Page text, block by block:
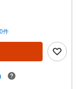
。広島市内はもちろ
の豊富な情報量!!
して買いたい」広告
地でご確認できま
電話やLINE等でオン
し付け下さい。「住
県下でも有数の不動
件